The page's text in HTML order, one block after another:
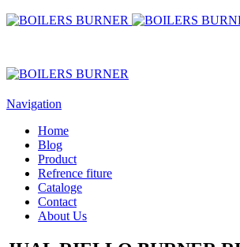
Navigation
Home
Blog
Product
Refrence fiture
Cataloge
Contact
About Us